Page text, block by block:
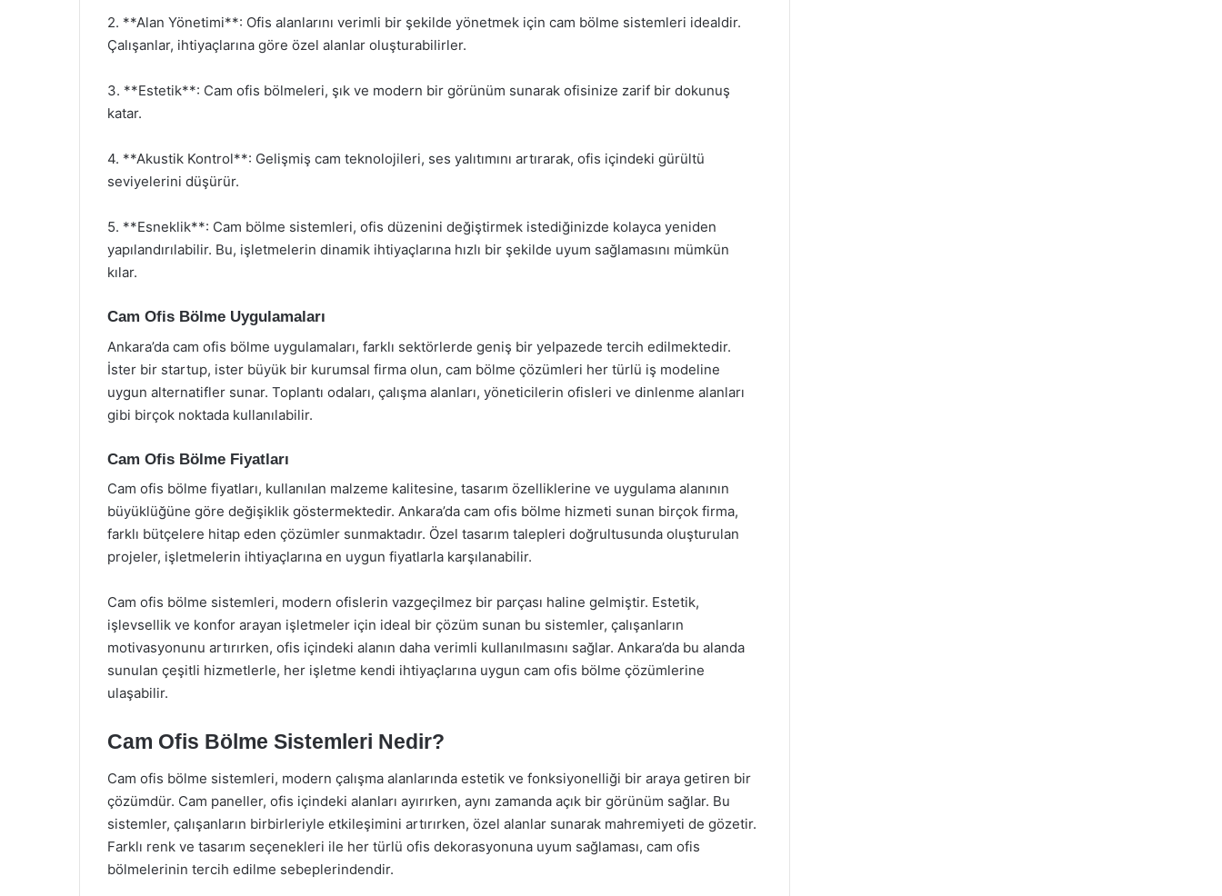
2. **Alan Yönetimi**: Ofis alanlarını verimli bir şekilde yönetmek için cam bölme sistemleri idealdir.
Çalışanlar, ihtiyaçlarına göre özel alanlar oluşturabilirler.
3. **Estetik**: Cam ofis bölmeleri, şık ve modern bir görünüm sunarak ofisinize zarif bir dokunuş
katar.
4. **Akustik Kontrol**: Gelişmiş cam teknolojileri, ses yalıtımını artırarak, ofis içindeki gürültü
seviyelerini düşürür.
5. **Esneklik**: Cam bölme sistemleri, ofis düzenini değiştirmek istediğinizde kolayca yeniden
yapılandırılabilir. Bu, işletmelerin dinamik ihtiyaçlarına hızlı bir şekilde uyum sağlamasını mümkün
kılar.
Cam Ofis Bölme Uygulamaları
Ankara’da cam ofis bölme uygulamaları, farklı sektörlerde geniş bir yelpazede tercih edilmektedir.
İster bir startup, ister büyük bir kurumsal firma olun, cam bölme çözümleri her türlü iş modeline
uygun alternatifler sunar. Toplantı odaları, çalışma alanları, yöneticilerin ofisleri ve dinlenme alanları
gibi birçok noktada kullanılabilir.
Cam Ofis Bölme Fiyatları
Cam ofis bölme fiyatları, kullanılan malzeme kalitesine, tasarım özelliklerine ve uygulama alanının
büyüklüğüne göre değişiklik göstermektedir. Ankara’da cam ofis bölme hizmeti sunan birçok firma,
farklı bütçelere hitap eden çözümler sunmaktadır. Özel tasarım talepleri doğrultusunda oluşturulan
projeler, işletmelerin ihtiyaçlarına en uygun fiyatlarla karşılanabilir.
Cam ofis bölme sistemleri, modern ofislerin vazgeçilmez bir parçası haline gelmiştir. Estetik,
işlevsellik ve konfor arayan işletmeler için ideal bir çözüm sunan bu sistemler, çalışanların
motivasyonunu artırırken, ofis içindeki alanın daha verimli kullanılmasını sağlar. Ankara’da bu alanda
sunulan çeşitli hizmetlerle, her işletme kendi ihtiyaçlarına uygun cam ofis bölme çözümlerine
ulaşabilir.
Cam Ofis Bölme Sistemleri Nedir?
Cam ofis bölme sistemleri, modern çalışma alanlarında estetik ve fonksiyonelliği bir araya getiren bir
çözümdür. Cam paneller, ofis içindeki alanları ayırırken, aynı zamanda açık bir görünüm sağlar. Bu
sistemler, çalışanların birbirleriyle etkileşimini artırırken, özel alanlar sunarak mahremiyeti de gözetir.
Farklı renk ve tasarım seçenekleri ile her türlü ofis dekorasyonuna uyum sağlaması, cam ofis
bölmelerinin tercih edilme sebeplerindendir.